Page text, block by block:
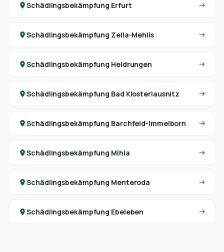
Schädlingsbekämpfung Erfurt
Schädlingsbekämpfung Zella-Mehlis
Schädlingsbekämpfung Heldrungen
Schädlingsbekämpfung Bad Klosterlausnitz
Schädlingsbekämpfung Barchfeld-Immelborn
Schädlingsbekämpfung Mihla
Schädlingsbekämpfung Menteroda
Schädlingsbekämpfung Ebeleben